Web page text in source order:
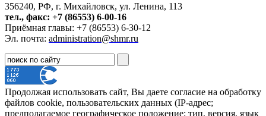
356240, РФ, г. Михайловск, ул. Ленина, 113
тел., факс: +7 (86553) 6-00-16
Приёмная главы: +7 (86553) 6-30-12
Эл. почта: administration@shmr.ru
Продолжая использовать сайт, Вы даете согласие на обработку
файлов cookie, пользовательских данных (IP-адрес;
предполагаемое географическое положение; тип, версия, язык